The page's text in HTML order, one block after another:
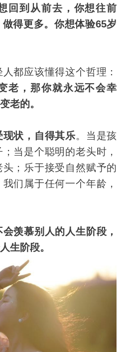
回到从前去，你想往前
得更多。你想体验65岁
都应该懂得这个哲理：
老，那你就永远不会幸
老的。
状，自得其乐。当是孩
当是个聪明的老头时，
；乐于接受自然赋予的
们属于任何一个年龄，
会羡慕别人的人生阶段，
生阶段。